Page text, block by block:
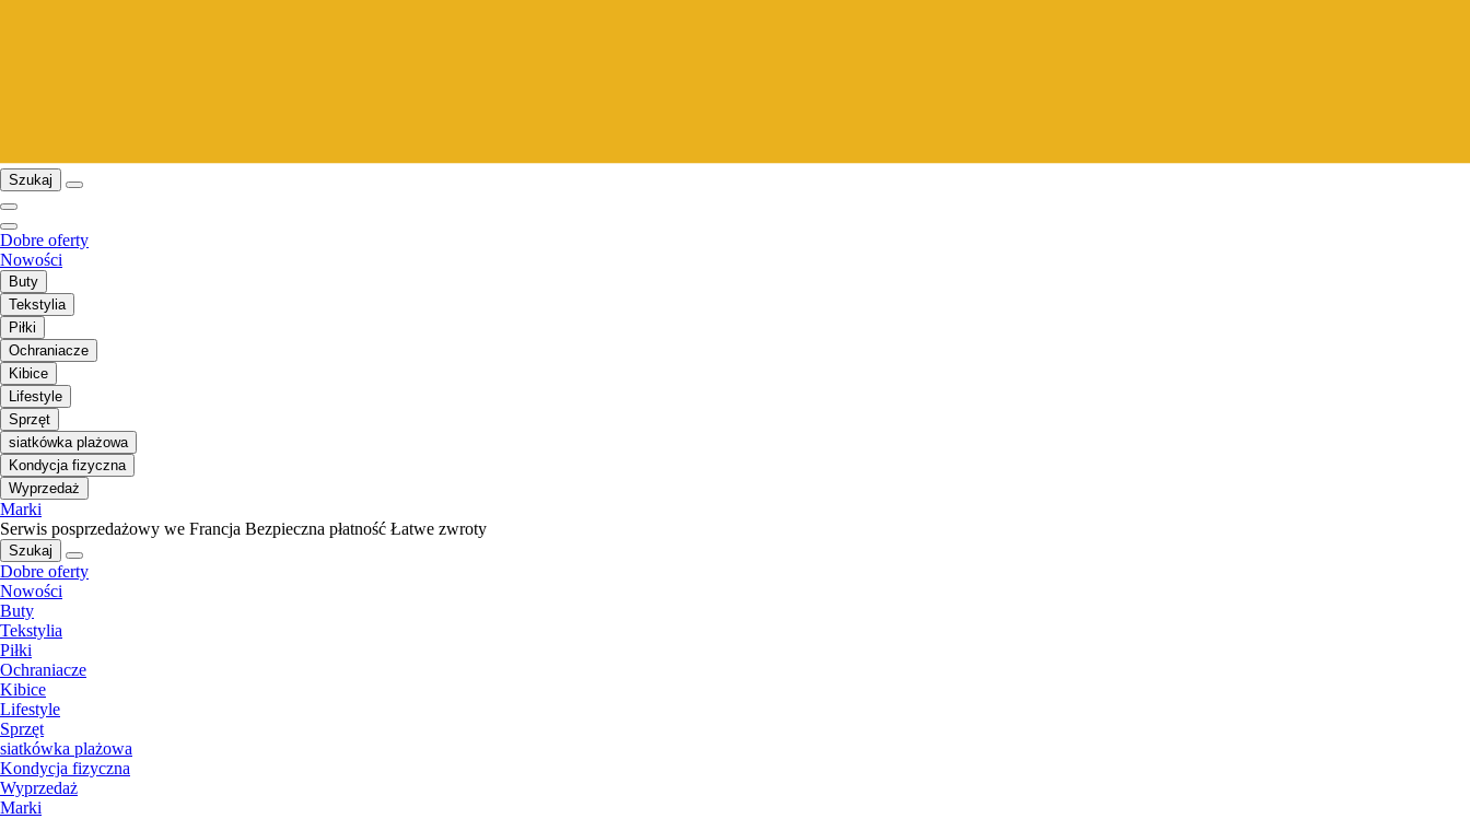
Szukaj
Dobre oferty
Nowości
Buty
Tekstylia
Piłki
Ochraniacze
Kibice
Lifestyle
Sprzęt
siatkówka plażowa
Kondycja fizyczna
Wyprzedaż
Marki
Serwis posprzedażowy we Francja Bezpieczna płatność Łatwe zwroty
Szukaj
Dobre oferty
Nowości
Buty
Tekstylia
Piłki
Ochraniacze
Kibice
Lifestyle
Sprzęt
siatkówka plażowa
Kondycja fizyczna
Wyprzedaż
Marki